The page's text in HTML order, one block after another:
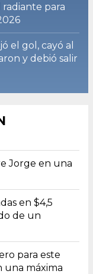
para
el gol, cayó al
y debió salir
Jorge en una
en $4,5
de un
para este
una máxima